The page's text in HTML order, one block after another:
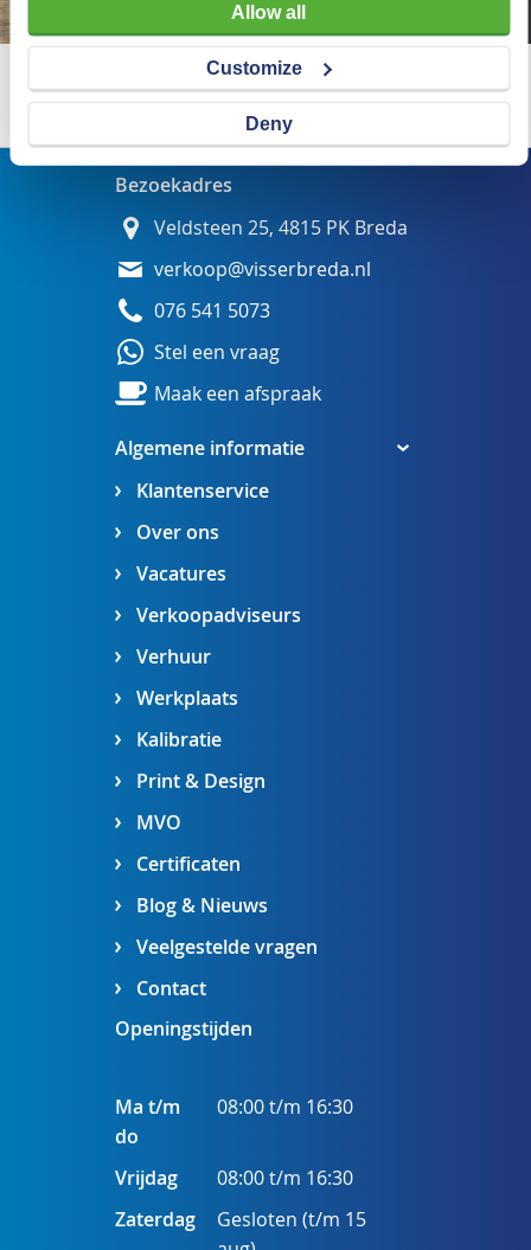
Allow all
Customize
Deny
Wij adviseren u graag
Algemene informatie
Klantenservice
Over ons
Vacatures
Verkoopadviseurs
Verhuur
Werkplaats
Kalibratie
Print & Design
MVO
Certificaten
Blog & Nieuws
Veelgestelde vragen
Contact
Bezoekadres
Veldsteen 25, 4815 PK Breda
verkoop@visserbreda.nl
076 541 5073
Stel een vraag
Maak een afspraak
Openingstijden
Ma t/m
do
08:00 t/m 16:30
Vrijdag
08:00 t/m 16:30
Zaterdag
Gesloten (t/m 15